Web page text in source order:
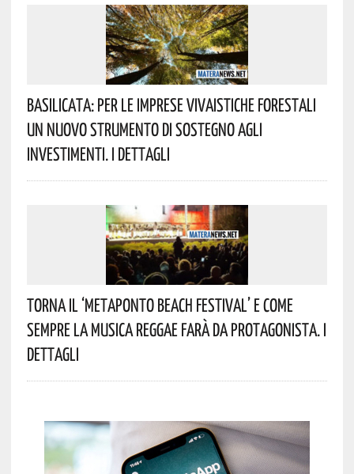
Basilicata: Per Le Imprese Vivaistiche Forestali
Un Nuovo Strumento Di Sostegno Agli
Investimenti. I Dettagli
Torna Il ‘Metaponto Beach Festival’ E Come
Sempre La Musica Reggae Farà Da Protagonista. I
Dettagli